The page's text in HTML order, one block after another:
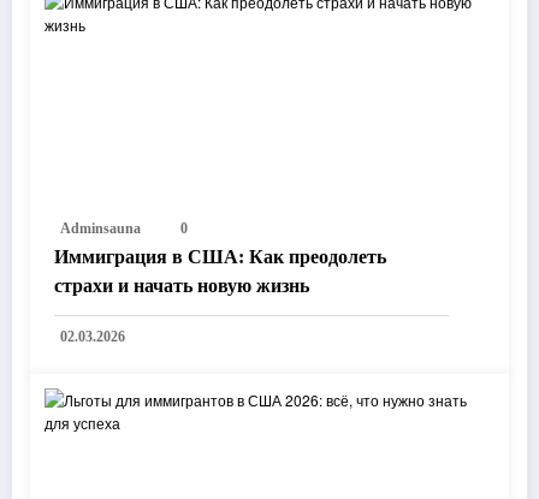
Adminsauna 0
Иммиграция в США: Как преодолеть
страхи и начать новую жизнь
02.03.2026